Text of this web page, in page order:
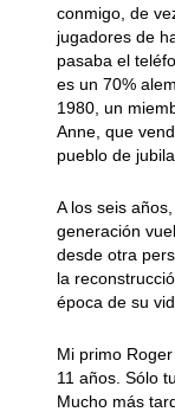
conmigo, de
jugadores de
pasaba el
es un 70%
1980, un
Anne, que
pueblo de
A los seis
generación
desde otra
la
época de su
Mi primo
11 años. Sólo
Mucho más